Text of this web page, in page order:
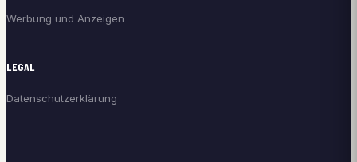
Werbung und Anzeigen
LEGAL
Datenschutzerklärung